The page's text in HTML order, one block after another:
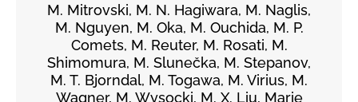
M. Mitrovski, M. N. Hagiwara, M. Naglis,
M. Nguyen, M. Oka, M. Ouchida, M. P.
Comets, M. Reuter, M. Rosati, M.
Shimomura, M. Slunečka, M. Stepanov,
M. T. Bjorndal, M. Togawa, M. Virius, M.
Wagner, M. Wysocki, M. X. Liu, Marie